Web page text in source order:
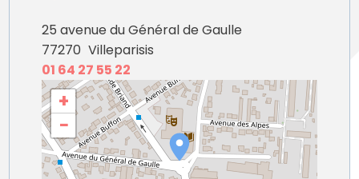
25 avenue du Général de Gaulle
77270 Villeparisis
01 64 27 55 22
+
−